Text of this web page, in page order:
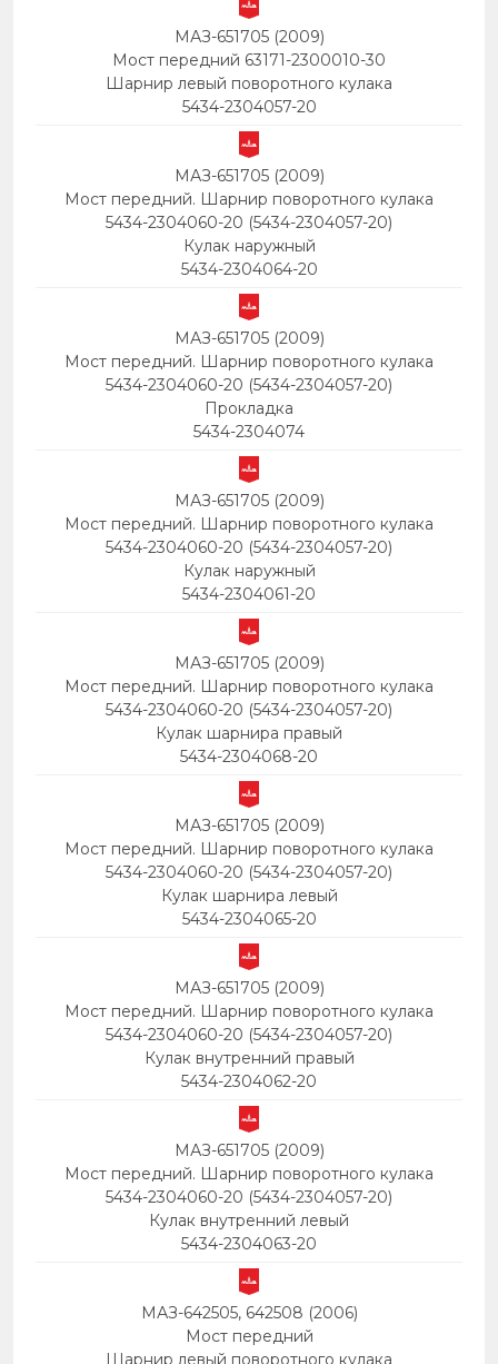
МАЗ-651705 (2009)
Мост передний 63171-2300010-30
Шарнир левый поворотного кулака
5434-2304057-20
МАЗ-651705 (2009)
Мост передний. Шарнир поворотного кулака
5434-2304060-20 (5434-2304057-20)
Кулак наружный
5434-2304064-20
МАЗ-651705 (2009)
Мост передний. Шарнир поворотного кулака
5434-2304060-20 (5434-2304057-20)
Прокладка
5434-2304074
МАЗ-651705 (2009)
Мост передний. Шарнир поворотного кулака
5434-2304060-20 (5434-2304057-20)
Кулак наружный
5434-2304061-20
МАЗ-651705 (2009)
Мост передний. Шарнир поворотного кулака
5434-2304060-20 (5434-2304057-20)
Кулак шарнира правый
5434-2304068-20
МАЗ-651705 (2009)
Мост передний. Шарнир поворотного кулака
5434-2304060-20 (5434-2304057-20)
Кулак шарнира левый
5434-2304065-20
МАЗ-651705 (2009)
Мост передний. Шарнир поворотного кулака
5434-2304060-20 (5434-2304057-20)
Кулак внутренний правый
5434-2304062-20
МАЗ-651705 (2009)
Мост передний. Шарнир поворотного кулака
5434-2304060-20 (5434-2304057-20)
Кулак внутренний левый
5434-2304063-20
МАЗ-642505, 642508 (2006)
Мост передний
Шарнир левый поворотного кулака